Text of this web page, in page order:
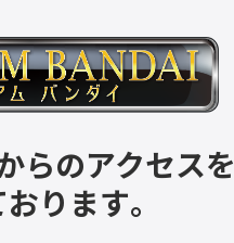
らのアクセスを
ります。